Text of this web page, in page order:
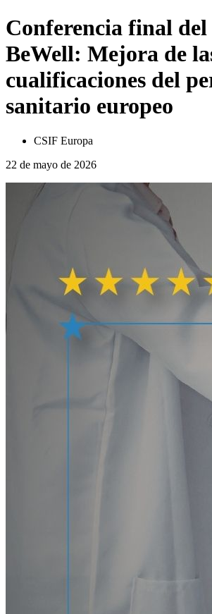
Conferencia final del
BeWell: Mejora de
cualificaciones del
sanitario europeo
CSIF Europa
22 de mayo de 2026